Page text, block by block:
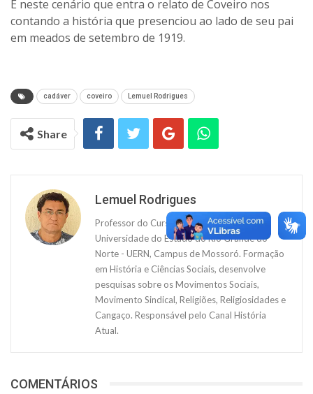
É neste cenário que entra o relato de Coveiro nos
contando a história que presenciou ao lado de seu pai
em meados de setembro de 1919.
cadáver coveiro Lemuel Rodrigues
Share
Lemuel Rodrigues
Professor do Curso de História da
Universidade do Estado do Rio Grande do
Norte - UERN, Campus de Mossoró. Formação
em História e Ciências Sociais, desenvolve
pesquisas sobre os Movimentos Sociais,
Movimento Sindical, Religiões, Religiosidades e
Cangaço. Responsável pelo Canal História
Atual.
COMENTÁRIOS